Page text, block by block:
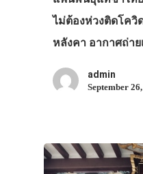
ไม่ต้องห่วงติดโควิ
หลังคา อากาศถ่า
admin
September